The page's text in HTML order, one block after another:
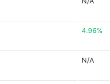
4.96%
N/A